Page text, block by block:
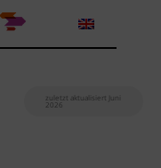
zuletzt aktualisiert Juni
2026